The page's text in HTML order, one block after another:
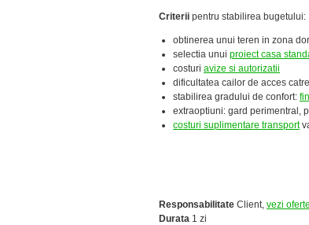
Criterii pentru stabilirea bugetului:
obtinerea unui teren in zona
selectia unui proiect casa
costuri avize si autorizatii
dificultatea cailor de acces
stabilirea gradului de confort:
extraoptiuni: gard perimentral,
costuri suplimentare transport
Responsabilitate Client, vezi
Durata 1 zi